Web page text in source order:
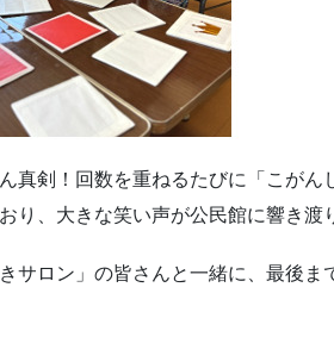
真剣！回数を重ねるたびに「こが
り、大きな笑い声が公民館に響き渡
きサロン」の皆さんと一緒に、最後